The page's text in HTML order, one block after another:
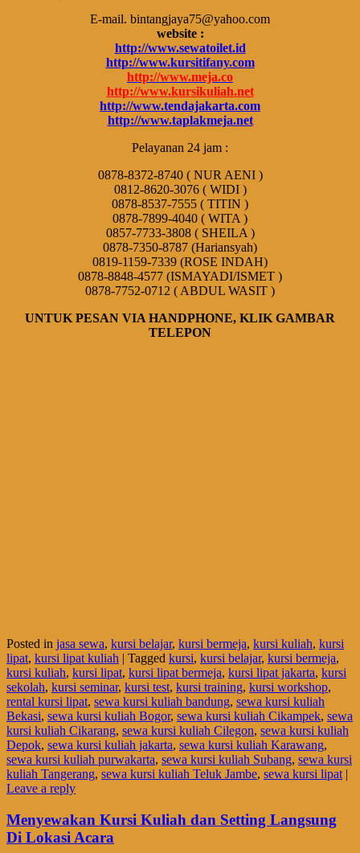
E-mail. bintangjaya75@yahoo.com
website :
http://www.sewatoilet.id
http://www.kursitifany.com
http://www.meja.co
http://www.kursikuliah.net
http://www.tendajakarta.com
http://www.taplakmeja.net
Pelayanan 24 jam :
0878-8372-8740 ( NUR AENI )
0812-8620-3076 ( WIDI )
0878-8537-7555 ( TITIN )
0878-7899-4040 ( WITA )
0857-7733-3808 ( SHEILA )
0878-7350-8787 (Hariansyah)
0819-1159-7339 (ROSE INDAH)
0878-8848-4577 (ISMAYADI/ISMET )
0878-7752-0712 ( ABDUL WASIT )
UNTUK PESAN VIA HANDPHONE, KLIK GAMBAR
TELEPON
Posted in jasa sewa, kursi belajar, kursi bermeja, kursi kuliah, kursi
lipat, kursi lipat kuliah | Tagged kursi, kursi belajar, kursi bermeja,
kursi kuliah, kursi lipat, kursi lipat bermeja, kursi lipat jakarta, kursi
sekolah, kursi seminar, kursi test, kursi training, kursi workshop,
rental kursi lipat, sewa kursi kuliah bandung, sewa kursi kuliah
Bekasi, sewa kursi kuliah Bogor, sewa kursi kuliah Cikampek, sewa
kursi kuliah Cikarang, sewa kursi kuliah Cilegon, sewa kursi kuliah
Depok, sewa kursi kuliah jakarta, sewa kursi kuliah Karawang,
sewa kursi kuliah purwakarta, sewa kursi kuliah Subang, sewa kursi
kuliah Tangerang, sewa kursi kuliah Teluk Jambe, sewa kursi lipat |
Leave a reply
Menyewakan Kursi Kuliah dan Setting Langsung
Di Lokasi Acara